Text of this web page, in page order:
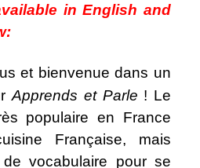
in English and
et bienvenue dans un
Apprends et Parle ! Le
populaire en France
Française, mais
vocabulaire pour se